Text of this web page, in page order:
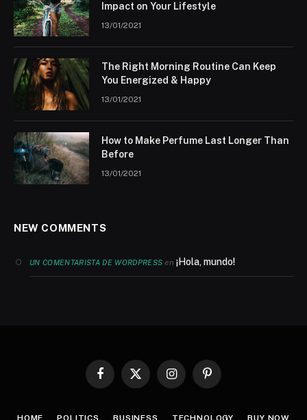
Impact on Your Lifestyle
13/01/2021
The Right Morning Routine Can Keep
You Energized & Happy
13/01/2021
How to Make Perfume Last Longer Than
Before
13/01/2021
NEW COMMENTS
UN COMENTARISTA DE WORDPRESS en¡Hola, mundo!
Facebook
X
InstagramPinterest